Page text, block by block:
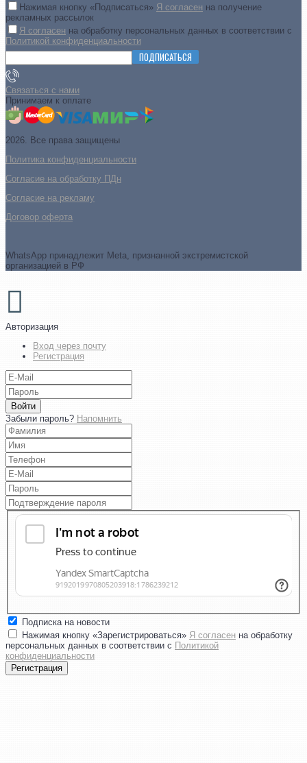
Нажимая кнопку «Подписаться» Я согласен на получение
рекламных рассылок
Я согласен на обработку персональных данных в соответствии с
Политикой конфиденциальности
ПОДПИСАТЬСЯ
Связаться с нами
Принимаем к оплате
2026. Все права защищены
Политика конфиденциальности
Согласие на обработку ПДн
Cогласие на рекламу
Договор оферта
WhatsApp принадлежит Meta, признанной экстремистской
организацией в РФ
Авторизация
Вход через почту
Регистрация
Войти
Забыли пароль? Напомнить
Подписка на новости
Нажимая кнопку «Зарегистрироваться» Я согласен на обработку
персональных данных в соответствии с Политикой
конфиденциальности
Регистрация